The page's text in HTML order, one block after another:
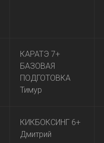
КАРАТЭ 7+
БАЗОВАЯ
ПОДГОТОВКА
Тимур
КИКБОКСИНГ 6+
Дмитрий